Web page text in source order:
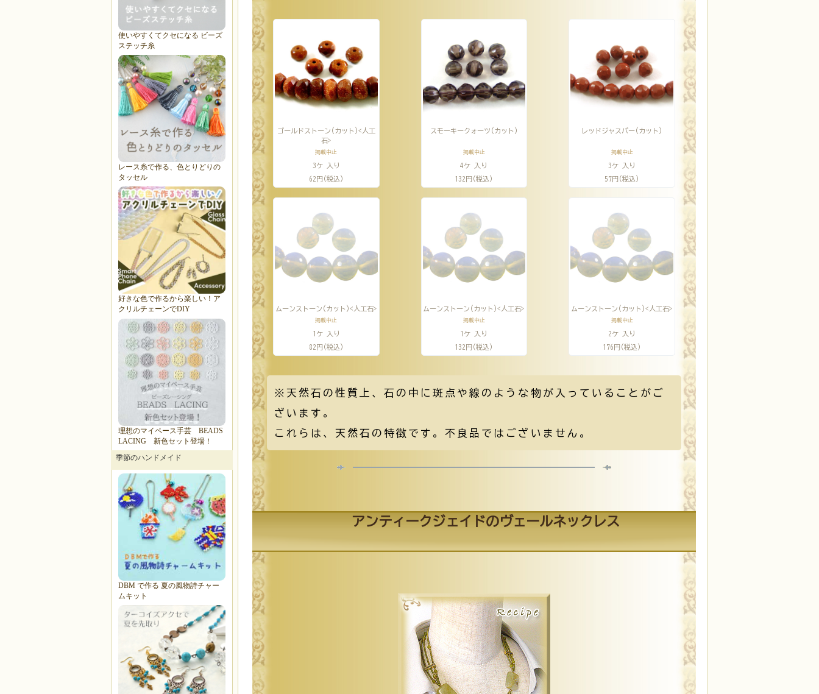
ゴールドストーン(カット)<人工
石>
掲載中止
3ケ 入り
62円(税込)
スモーキークォーツ(カット)
掲載中止
4ケ 入り
132円(税込)
レッドジャスパー(カット)
掲載中止
3ケ 入り
57円(税込)
ムーンストーン(カット)<人工石>
掲載中止
1ケ 入り
82円(税込)
ムーンストーン(カット)<人工石>
掲載中止
1ケ 入り
132円(税込)
ムーンストーン(カット)<人工石>
掲載中止
2ケ 入り
176円(税込)
※天然石の性質上、石の中に斑点や線のような物が入っていることがご
ざいます。
これらは、天然石の特徴です。不良品ではございません。
アンティークジェイドのヴェールネックレス
使いやすくてクセになる ビーズ
ステッチ糸
レース糸で作る、色とりどりの
タッセル
好きな色で作るから楽しい！ア
クリルチェーンでDIY
理想のマイペース手芸 BEADS
LACING 新色セット登場！
季節のハンドメイド
DBM で作る 夏の風物詩チャー
ムキット